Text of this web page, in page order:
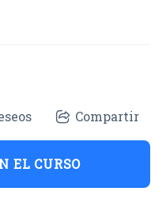
Compartir
EL CURSO